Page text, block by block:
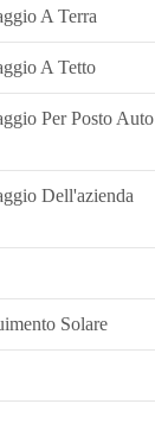
A Terra
A Tetto
Per Posto Auto
Dell'azienda
Solare